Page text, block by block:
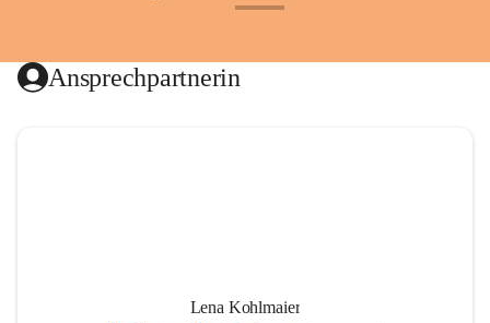
Ansprechpartnerin
Lena Kohlmaier